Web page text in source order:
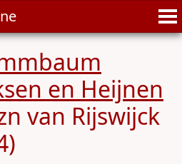
en Heijnen
van Rijswijck